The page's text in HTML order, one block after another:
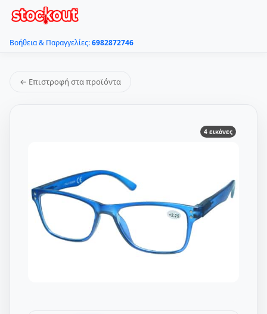
Βοήθεια & Παραγγελίες:6982872746
← Επιστροφή στα προϊόντα
4 εικόνες